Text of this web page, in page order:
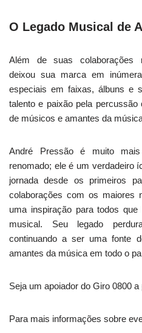
O Legado Musical de
Além de suas colaborações
deixou sua marca em
especiais em faixas, álbuns e
talento e paixão pela
de músicos e amantes da
André Pressão é muito
renomado; ele é um verdadeiro
jornada desde os primeiros
colaborações com os maiores
uma inspiração para todos
musical. Seu legado
continuando a ser uma fonte
amantes da música em todo o
Seja um apoiador do Giro 0800
Para mais informações sobre